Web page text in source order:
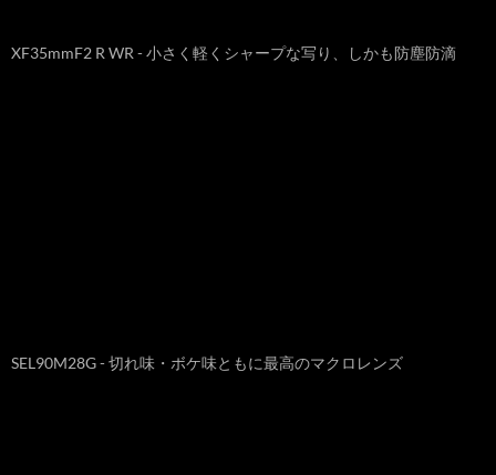
XF35mmF2 R WR - 小さく軽くシャープな写り、しかも防塵防滴
SEL90M28G - 切れ味・ボケ味ともに最高のマクロレンズ